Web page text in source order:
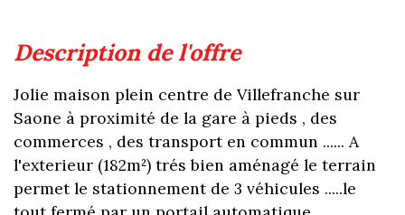
description de l'offre
Jolie maison plein centre de Villefranche sur
Saone à proximité de la gare à pieds , des
commerces , des transport en commun ...... A
l'exterieur (182m²) trés bien aménagé le terrain
permet le stationnement de 3 véhicules .....le